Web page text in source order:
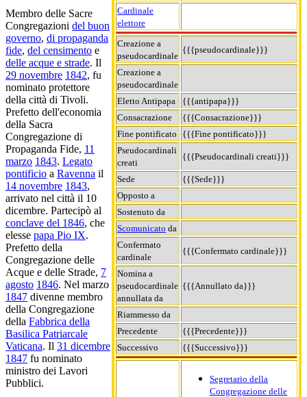
Cardinale
elettore
Creazione a
pseudocardinale
{{{pseudocardinale}}}
Creazione a
pseudocardinale
Eletto Antipapa
{{{antipapa}}}
Consacrazione
{{{Consacrazione}}}
Fine pontificato
{{{Fine pontificato}}}
Pseudocardinali
creati
{{{Pseudocardinali creati}}}
Sede
{{{Sede}}}
Opposto a
Sostenuto da
Scomunicato da
Confermato
cardinale
{{{Confermato cardinale}}}
Nomina a
pseudocardinale
annullata da
{{{Annullato da}}}
Riammesso da
Precedente
{{{Precedente}}}
Successivo
{{{Successivo}}}
Segretario della
Congregazione delle
Membro delle Sacre
Congregazioni del buon
governo, di propaganda
fide, del censimento e
delle acque e strade. Il
29 novembre 1842, fu
nominato protettore
della città di Tivoli.
Prefetto dell'economia
della Sacra
Congregazione di
Propaganda Fide, 11
marzo 1843. Legato
pontificio a Ravenna il
14 novembre 1843,
arrivato nel città il 10
dicembre. Partecipò al
conclave del 1846, che
elesse papa Pio IX.
Prefetto della
Congregazione delle
Acque e delle Strade, 7
agosto 1846. Nel marzo
1847 divenne membro
della Congregazione
della Fabbrica della
Basilica Patriarcale
Vaticana. Il 31 dicembre
1847 fu nominato
ministro dei Lavori
Pubblici.